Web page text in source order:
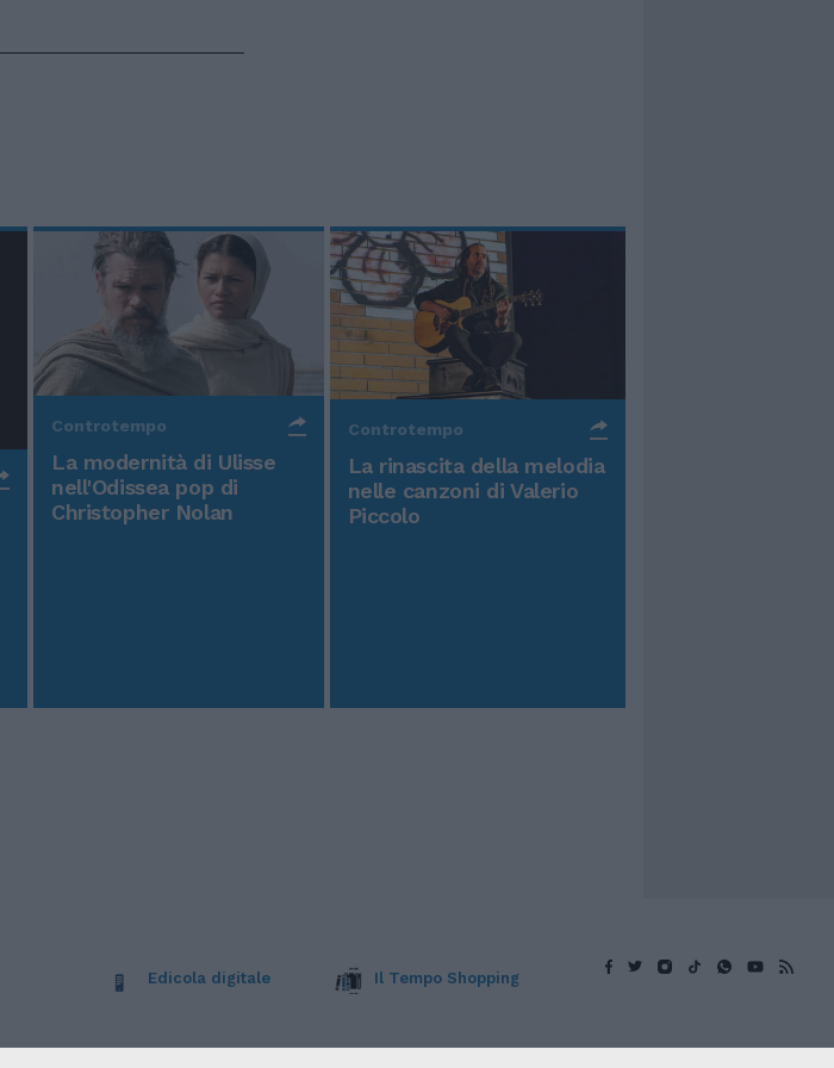
Controtempo
La modernità di Ulisse
nell'Odissea pop di
Christopher Nolan
Controtempo
La rinascita della melodia
nelle canzoni di Valerio
Piccolo
Edicola digitale Il Tempo Shopping